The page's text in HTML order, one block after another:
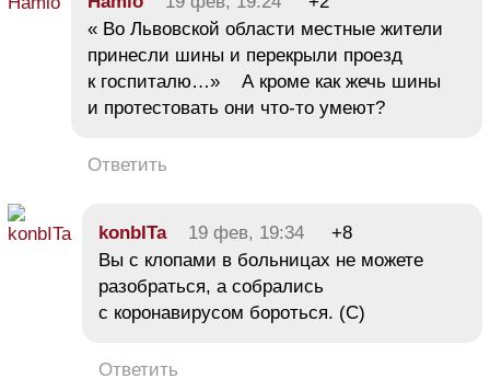
« Во Львовской области местные жители
принесли шины и перекрыли проезд
к госпиталю…» А кроме как жечь шины
и протестовать они что-то умеют?
Ответить
konbITa 19 фев, 19:34
+8
Вы с клопами в больницах не можете
разобраться, а собрались
с коронавирусом бороться. (С)
Ответить